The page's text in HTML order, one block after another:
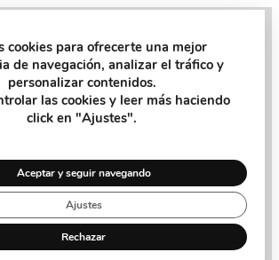
Cita
y el consejo que necesitas de nuestra
en la tienda
cookies para ofrecerte una mejor
de navegación, analizar el tráfico y
personalizar contenidos.
las cookies y leer más haciendo
click en "Ajustes".
Aceptar y seguir navegando
Rechazar
Ajustes